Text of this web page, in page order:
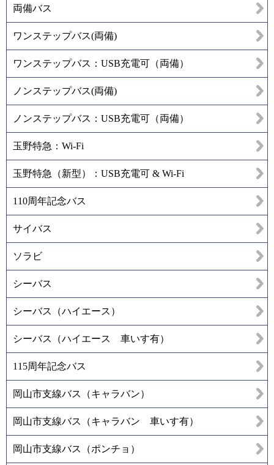
両備バス
ワンステップバス(両備)
ワンステップバス：USB充電可（両備）
ノンステップバス(両備)
ノンステップバス：USB充電可（両備）
玉野特急：Wi-Fi
玉野特急（新型）：USB充電可 & Wi-Fi
110周年記念バス
サイバス
ソラビ
シーバス
シーバス（ハイエース）
シーバス（ハイエース 車いす有）
115周年記念バス
岡山市支線バス（キャラバン）
岡山市支線バス（キャラバン 車いす有）
岡山市支線バス（ポンチョ）